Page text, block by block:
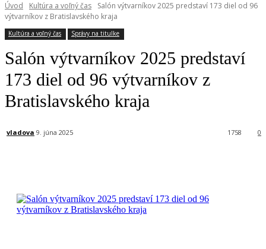
Úvod Kultúra a voľný čas
Salón výtvarníkov 2025 predstaví 173 diel od 96
výtvarníkov z Bratislavského kraja
Kultúra a voľný čas Správy na titulke
Salón výtvarníkov 2025 predstaví
173 diel od 96 výtvarníkov z
Bratislavského kraja
vladova 9. júna 2025 0
1758